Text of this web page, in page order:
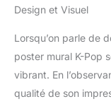
Design et Visuel
Lorsqu’on parle de
poster mural K-Pop
vibrant. En
qualité de son